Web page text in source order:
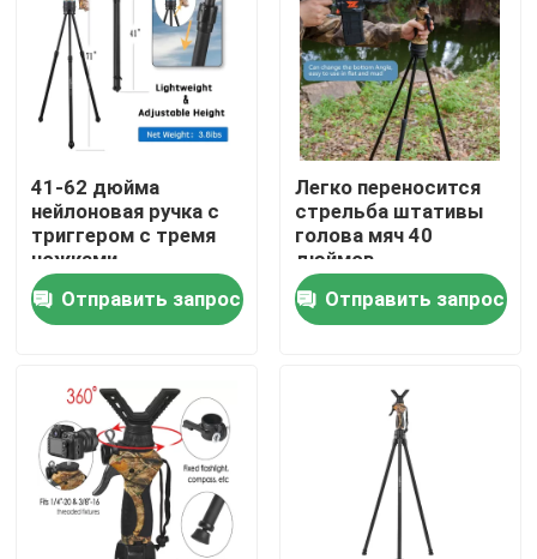
Главная страница
Ролики
VR - шоу
41-62 дюйма
нейлоновая ручка с
триггером с тремя
ножками
Отправить запрос
Легко переносится
стрельба штативы
голова мяч 40
дюймов
Отправить запрос